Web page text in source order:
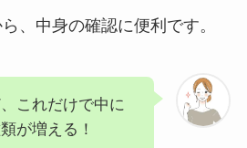
、中身の確認に便利です。
これだけで中に
が増える！